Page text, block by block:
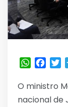
O ministro
nacional de